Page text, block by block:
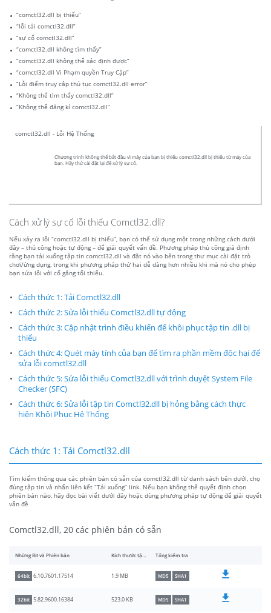
“comctl32.dll bị thiếu”
“lỗi tải comctl32.dll”
“sự cố comctl32.dll”
“comctl32.dll không tìm thấy”
“comctl32.dll không thể xác định được”
“comctl32.dll Vi Phạm quyền Truy Cập”
“Lỗi điểm truy cập thủ tục comctl32.dll error”
“Không thể tìm thấy comctl32.dll”
“Không thể đăng kí comctl32.dll”
comctl32.dll - Lỗi Hệ Thống
Chương trình không thể bắt đầu vì máy của bạn bị thiếu comctl32.dll bị thiếu từ máy của
bạn. Hãy thử cài đặt lại để xử lý sự cố.
Cách xử lý sự cố lỗi thiếu Comctl32.dll?
Nếu xảy ra lỗi “comctl32.dll bị thiếu”, bạn có thể sử dụng một trong những cách dưới
đây – thủ công hoặc tự động – để giải quyết vấn đề. Phương pháp thủ công giả định
rằng bạn tải xuống tập tin comctl32.dll và đặt nó vào bên trong thư mục cài đặt trò
chơi/ứng dụng, trong khi phương pháp thứ hai dễ dàng hơn nhiều khi mà nó cho phép
bạn sửa lỗi với cố gắng tối thiểu.
Cách thức 1: Tải Comctl32.dll
Cách thức 2: Sửa lỗi thiếu Comctl32.dll tự động
Cách thức 3: Cập nhật trình điều khiển để khôi phục tập tin .dll bị
thiếu
Cách thức 4: Quét máy tính của bạn để tìm ra phần mềm độc hại để
sửa lỗi comctl32.dll
Cách thức 5: Sửa lỗi thiếu Comctl32.dll với trình duyệt System File
Checker (SFC)
Cách thức 6: Sửa lỗi tập tin Comctl32.dll bị hỏng bằng cách thực
hiện Khôi Phục Hệ Thống
Cách thức 1: Tải Comctl32.dll
Tìm kiếm thông qua các phiên bản có sẵn của comctl32.dll từ danh sách bên dưới, chọ
đúng tập tin và nhấn liên kết “Tải xuống” link. Nếu bạn không thể quyết định chọn
phiên bản nào, hãy đọc bài viết dưới đây hoặc dùng phương pháp tự động để giải quyết
vấn đề
Comctl32.dll, 20 các phiên bản có sẵn
Những Bit và Phiên bản Kích thước tập tin Tổng kiểm tra
64bit 6.10.7601.17514 1.9 MB MD5 SHA1
32bit 5.82.9600.16384 523.0 KB MD5 SHA1